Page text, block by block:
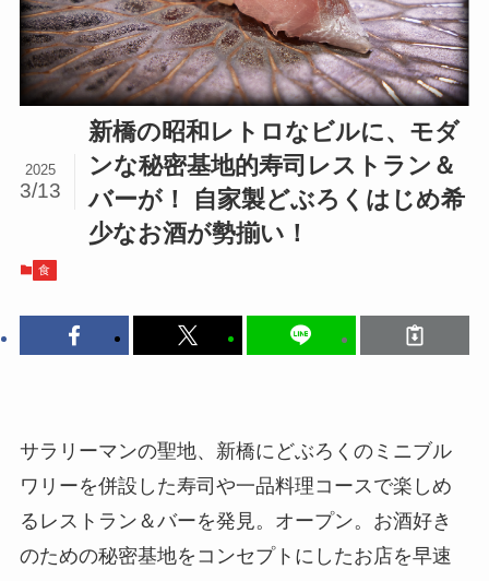
新橋の昭和レトロなビルに、モダ
ンな秘密基地的寿司レストラン＆
バーが！ 自家製どぶろくはじめ希
少なお酒が勢揃い！
2025
3/13
食
サラリーマンの聖地、新橋にどぶろくのミニブル
ワリーを併設した寿司や一品料理コースで楽しめ
るレストラン＆バーを発見。オープン。お酒好き
のための秘密基地をコンセプトにしたお店を早速